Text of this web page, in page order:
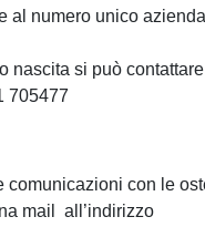
al numero unico
nascita si può
705477
comunicazioni con le
mail all’indirizzo